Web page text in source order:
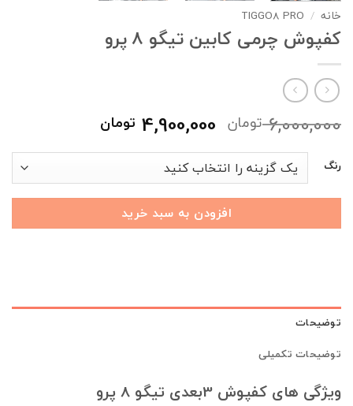
خانه /
TIGGO8 PRO
کفپوش چرمی کابین تیگو 8 پرو
6,000,000 تومان قیمت
اصلی
6,000,000 تومان
بود.
4,900,000 تومان
است. رنگ
افزودن به سبد خرید
توضیحات
توضیحات تکمیلی
ویژگی های کفپوش 3بعدی تیگو 8 پرو